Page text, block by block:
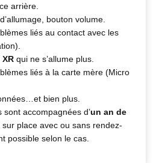
arrière.
bouton volume.
liés au contact avec les
XRqui ne s’allume plus.
liés à la carte mère (Micro
bien plus.
accompagnées d’un an de
place avec ou sans rendez-
possible selon le cas.